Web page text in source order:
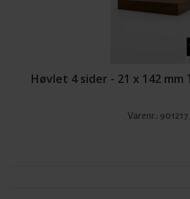
Høvlet 4 sider - 21 x 142 mm
Varenr.: 901217